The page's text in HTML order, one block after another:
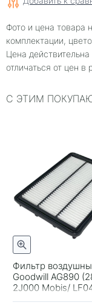
Фото и цена товара
комплектации,
Цена
отличаться от цен в
С ЭТИМ
Фильтр
Goodwill AG890
2J000 Mobis/
Green)
+